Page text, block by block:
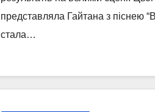
представляла Гайтана з піснею
стала…